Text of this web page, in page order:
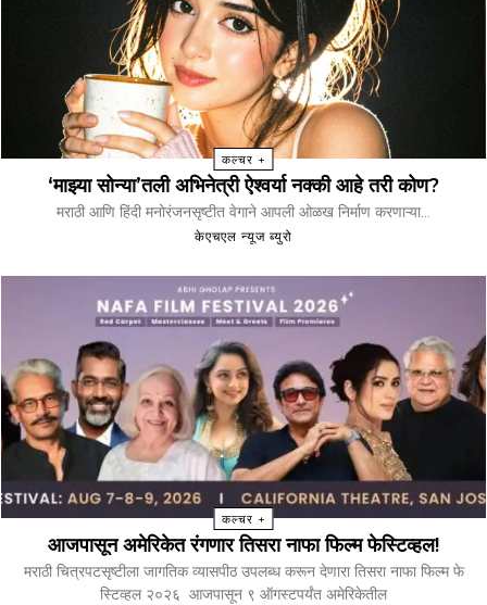
कल्चर +
‘माझ्या सोन्या’तली अभिनेत्री ऐश्वर्या नक्की आहे तरी कोण?
मराठी आणि हिंदी मनोरंजनसृष्टीत वेगाने आपली ओळख निर्माण करणाऱ्या...
केएचएल न्यूज ब्युरो
कल्चर +
आजपासून अमेरिकेत रंगणार तिसरा नाफा फिल्म फेस्टिव्हल!
मराठी चित्रपटसृष्टीला जागतिक व्यासपीठ उपलब्ध करून देणारा तिसरा नाफा फिल्म फे
स्टिव्हल २०२६ आजपासून ९ ऑगस्टपर्यंत अमेरिकेतील